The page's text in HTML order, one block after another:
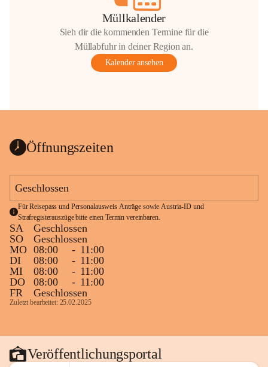
Müllkalender
Sieh dir die kommenden Termine für die
Müllabfuhr in deiner Region an.
Kalender ansehen
Öffnungszeiten
Geschlossen
Für Reisepass und Personalausweis Anträge sowie Austria-ID und
Strafregisterauszüge bitte einen Termin vereinbaren.
SA
Geschlossen
SO
Geschlossen
MO 08:00 - 11:00
DI
08:00 - 11:00
MI
08:00 - 11:00
DO
08:00 - 11:00
FR
Geschlossen
Zuletzt bearbeitet: 25.02.2025
Veröffentlichungsportal